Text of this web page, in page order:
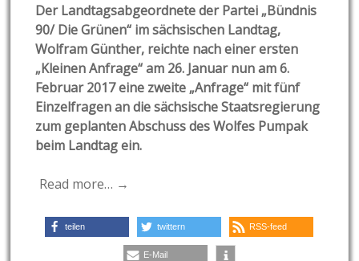
Der Landtagsabgeordnete der Partei „Bündnis
90/ Die Grünen“ im sächsischen Landtag,
Wolfram Günther, reichte nach einer ersten
„Kleinen Anfrage“ am 26. Januar nun am 6.
Februar 2017 eine zweite „Anfrage“ mit fünf
Einzelfragen an die sächsische Staatsregierung
zum geplanten Abschuss des Wolfes Pumpak
beim Landtag ein.
Read more… →
teilen twittern RSS-feed
E-Mail